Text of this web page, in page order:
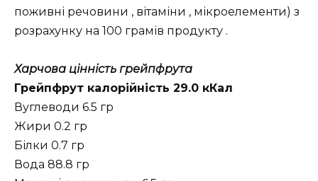
поживні речовини , вітаміни , мікроелементи) з
розрахунку на 100 грамів продукту .
Харчова цінність грейпфрута
Грейпфрут калорійність 29.0 кКал
Вуглеводи 6.5 гр
Жири 0.2 гр
Білки 0.7 гр
Вода 88.8 гр